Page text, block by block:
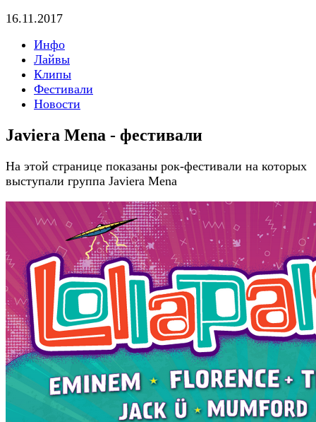
16.11.2017
Инфо
Лайвы
Клипы
Фестивали
Новости
Javiera Mena - фестивали
На этой странице показаны рок-фестивали на которых
выступали группа Javiera Mena